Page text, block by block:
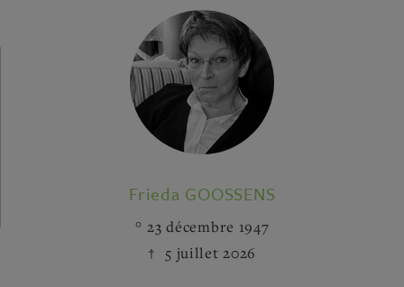
Frieda GOOSSENS
23 décembre 1947
5 juillet 2026